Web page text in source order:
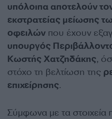
υπόλοιπα αποτελούν
εκστρατείας μείωσης
οφειλών που έχουν
υπουργός
Κωστής Χατζηδάκης,
στόχο τη βελτίωση της
επιχείρησης.
Σύμφωνα με τα στοιχεία